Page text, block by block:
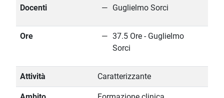
Docenti Guglielmo Sorci
Ore
37.5 Ore - Guglielmo
Sorci
Attività Caratterizzante